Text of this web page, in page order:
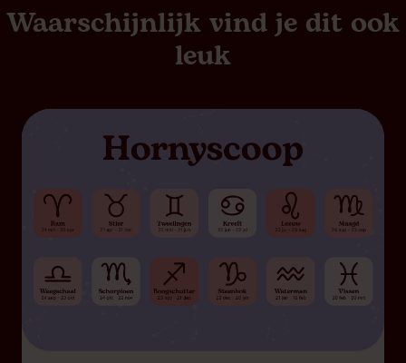
Waarschijnlijk vind je dit ook
leuk